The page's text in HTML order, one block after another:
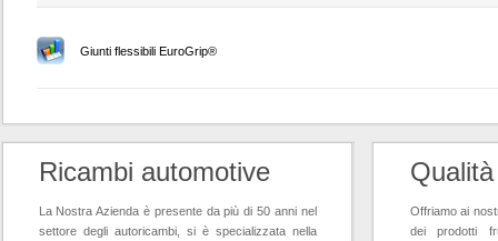
Giunti flessibili EuroGrip®
Ricambi automotive
La Nostra Azienda è presente da più di 50 anni nel
settore degli autoricambi, si è specializzata nella
Offriamo ai
dei prodotti